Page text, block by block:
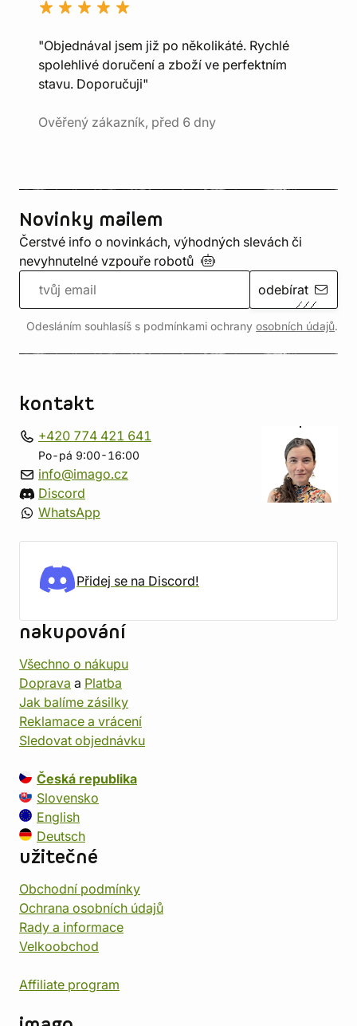
"Objednával jsem již po několikáté. Rychlé
spolehlivé doručení a zboží ve perfektním
stavu. Doporučuji"
Ověřený zákazník, před 6 dny
Novinky mailem
Čerstvé info o novinkách, výhodných slevách či
nevyhnutelné vzpouře robotů
odebírat
Odesláním souhlasíš s podmínkami ochrany osobních údajů.
kontakt
+420 774 421 641
Po-pá 9:00-16:00
info@imago.cz
Discord
WhatsApp
Přidej se na Discord!
nakupování
Všechno o nákupu
Doprava a Platba
Jak balíme zásilky
Reklamace a vrácení
Sledovat objednávku
Česká republika
Slovensko
English
Deutsch
užitečné
Obchodní podmínky
Ochrana osobních údajů
Rady a informace
Velkoobchod
Affiliate program